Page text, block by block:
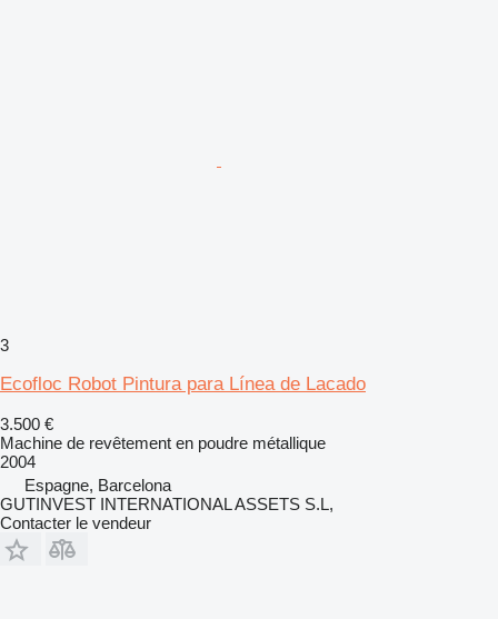
3
Ecofloc Robot Pintura para Línea de Lacado
3.500 €
Machine de revêtement en poudre métallique
2004
Espagne, Barcelona
GUTINVEST INTERNATIONAL ASSETS S.L,
Contacter le vendeur